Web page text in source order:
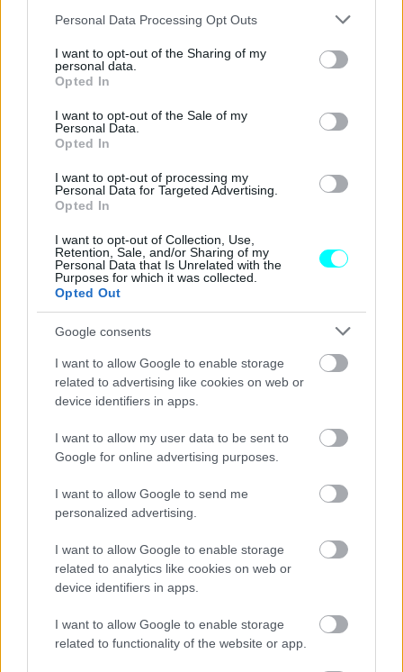
Please note that this website/app uses one or more Google
not limited to your visit or usage behaviour. You may click to
grant or deny consent to Google and its third-party tags to
use your data for below specified purposes in below Google
consent section.
Personal Data Processing Opt Outs
I want to opt-out of the Sharing of my
personal data.
Opted In
I want to opt-out of the Sale of my
Personal Data.
Opted In
I want to opt-out of processing my
Personal Data for Targeted Advertising.
Opted In
I want to opt-out of Collection, Use,
Retention, Sale, and/or Sharing of my
Personal Data that Is Unrelated with the
Purposes for which it was collected.
Opted Out
Google consents
I want to allow Google to enable storage
related to advertising like cookies on web or
device identifiers in apps.
I want to allow my user data to be sent to
Google for online advertising purposes.
I want to allow Google to send me
personalized advertising.
I want to allow Google to enable storage
related to analytics like cookies on web or
device identifiers in apps.
I want to allow Google to enable storage
related to functionality of the website or app.
αγγίζει τους 500 hp.
Θυμίζουμε ότι η Toyota φέρεται να ετοιμάζει και εκείνη
μια ισχυρότερη έκδοση του Land Cruiser, με τις
επεμβάσεις της Gazoo Racing και τα διακριτικά GR Sport
σε ένα από τα αυτοκίνητα που λίγοι θα περίμεναν να